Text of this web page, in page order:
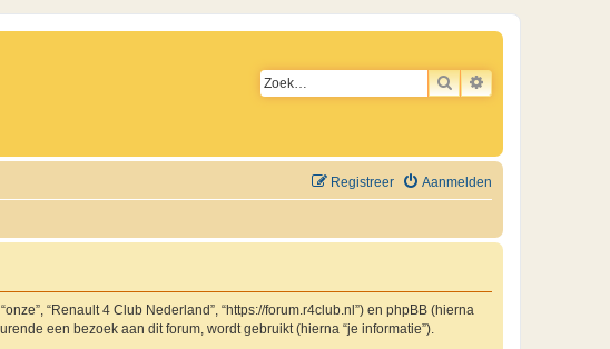
ZOEKUITGEBREID
Aanmelden
Registreer
“Renault 4 Club Nederland”, “https://forum.r4club.nl”) en phpBB (hierna
een bezoek aan dit forum, wordt gebruikt (hierna “je informatie”).